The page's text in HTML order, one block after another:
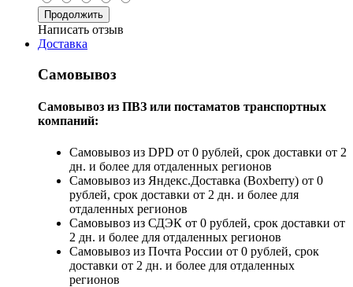
Продолжить
Написать отзыв
Доставка
Самовывоз
Самовывоз из ПВЗ или постаматов транспортных
компаний:
Самовывоз из DPD от 0 рублей, срок доставки от 2
дн. и более для отдаленных регионов
Самовывоз из Яндекс.Доставка (Boxberry) от 0
рублей, срок доставки от 2 дн. и более для
отдаленных регионов
Самовывоз из СДЭК от 0 рублей, срок доставки от
2 дн. и более для отдаленных регионов
Самовывоз из Почта России от 0 рублей, срок
доставки от 2 дн. и более для отдаленных
регионов